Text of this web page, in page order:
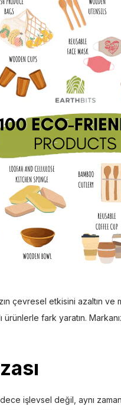
çevresel etkisini azaltın ve
ürünlerle fark yaratın.
işlevsel değil, aynı